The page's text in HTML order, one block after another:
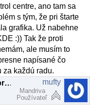
centre, ano tam sa
s tým, že pri štarte
grafika. Už nabehne
:)) Tak že proti
ale musím to
napísané čo
za každú radu.
Re: Mandriva 2008 monitor ACER x223w
mufty
Mandriva
Používateľ